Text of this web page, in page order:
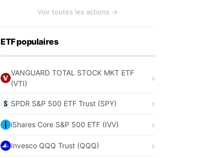
Voir toutes les actions →
ETF populaires
VANGUARD TOTAL STOCK MKT ETF
(VTI)
SPDR S&P 500 ETF Trust (SPY)
iShares Core S&P 500 ETF (IVV)
Invesco QQQ Trust (QQQ)